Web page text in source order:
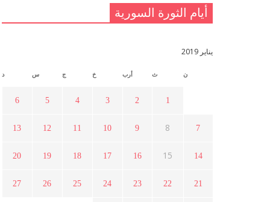
القدس والربيع العربي في ندوة لحزب
أسبوع ثقافي في ذكرى الاستقلال
الثورة السورية ؟
أيام الثورة السورية
يناير 2019
ن ث أرب خ ج س د
1
2
3
4
5
6
7
8
9
10
11
12
13
14
15
16
17
18
19
20
21
22
23
24
25
26
27